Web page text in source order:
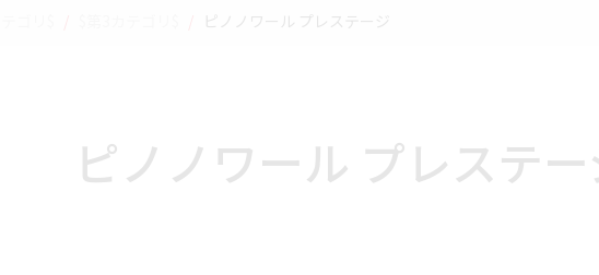
ピノノワール プレステージ
ピノノワール プレステ